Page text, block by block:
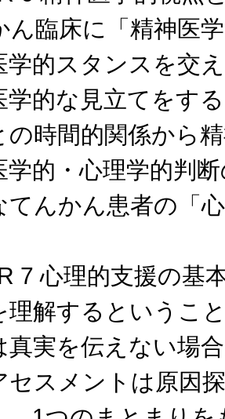
ん臨床に「精神医
学的スタンスを交
学的な見立てをす
の時間的関係から
学的・心理学的判
てんかん患者の「
7 心理的支援の基
理解するというこ
真実を伝えない場
セスメントは原因